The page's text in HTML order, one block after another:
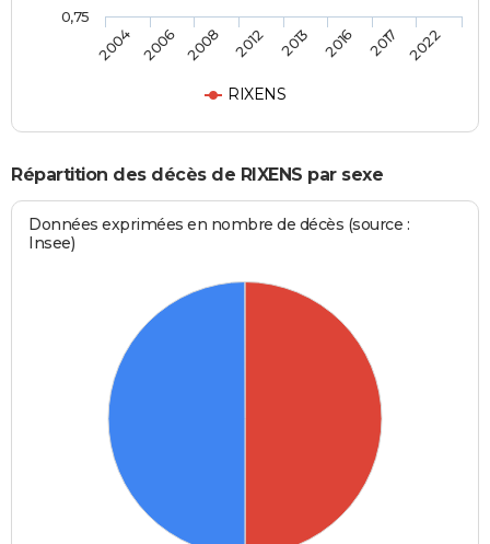
RIXENS
2004 2006 2008 2012 2013 2016 2017 2022
0,75
Répartition des décès de RIXENS par sexe
Données exprimées en nombre de décès (source :
Insee)